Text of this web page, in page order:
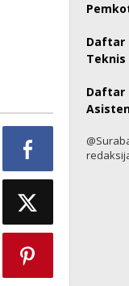
Daftar
Teknis
Daftar